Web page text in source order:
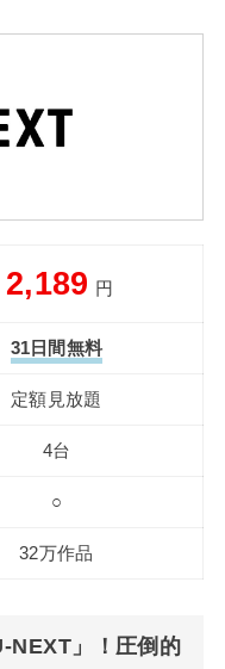
2,189 円
31日間無料
定額見放題
4台
○
32万作品
NEXT」！圧倒的